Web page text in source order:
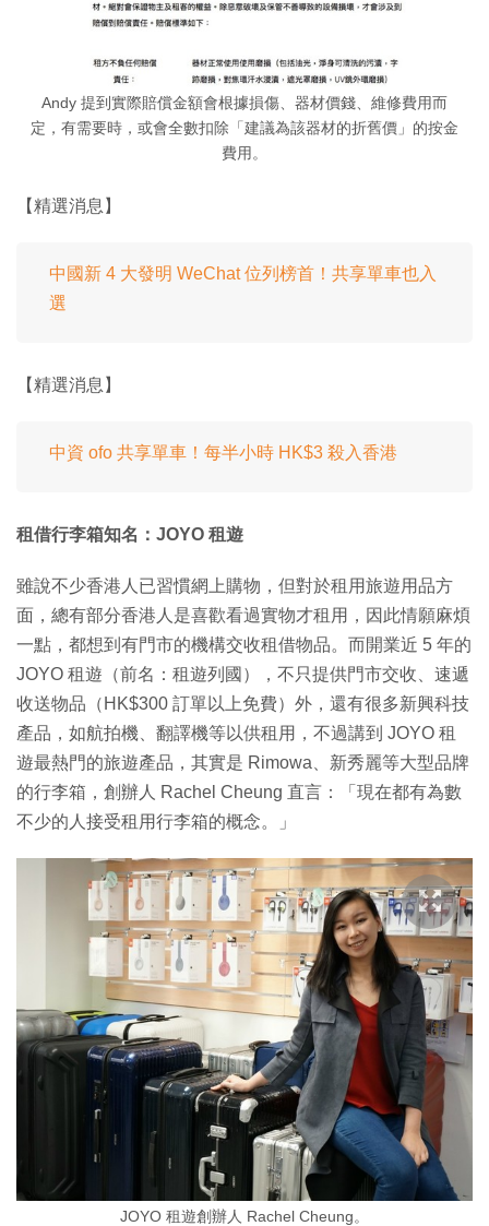
Andy 提到實際賠償金額會根據損傷、器材價錢、維修費用而
定，有需要時，或會全數扣除「建議為該器材的折舊價」的按金
費用。
【精選消息】
中國新 4 大發明 WeChat 位列榜首！共享單車也入
選
【精選消息】
中資 ofo 共享單車！每半小時 HK$3 殺入香港
租借行李箱知名：JOYO 租遊
雖說不少香港人已習慣網上購物，但對於租用旅遊用品方
面，總有部分香港人是喜歡看過實物才租用，因此情願麻煩
一點，都想到有門市的機構交收租借物品。而開業近 5 年的
JOYO 租遊（前名：租遊列國），不只提供門市交收、速遞
收送物品（HK$300 訂單以上免費）外，還有很多新興科技
產品，如航拍機、翻譯機等以供租用，不過講到 JOYO 租
遊最熱門的旅遊產品，其實是 Rimowa、新秀麗等大型品牌
的行李箱，創辦人 Rachel Cheung 直言：「現在都有為數
不少的人接受租用行李箱的概念。」
JOYO 租遊創辦人 Rachel Cheung。